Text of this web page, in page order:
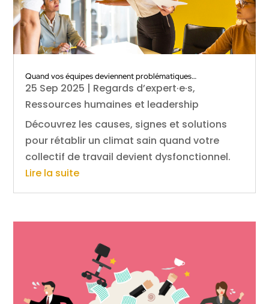
Quand vos équipes deviennent problématiques…
25 Sep 2025 | Regards d’expert·e·s,
Ressources humaines et leadership
Découvrez les causes, signes et solutions
pour rétablir un climat sain quand votre
collectif de travail devient dysfonctionnel.
Lire la suite